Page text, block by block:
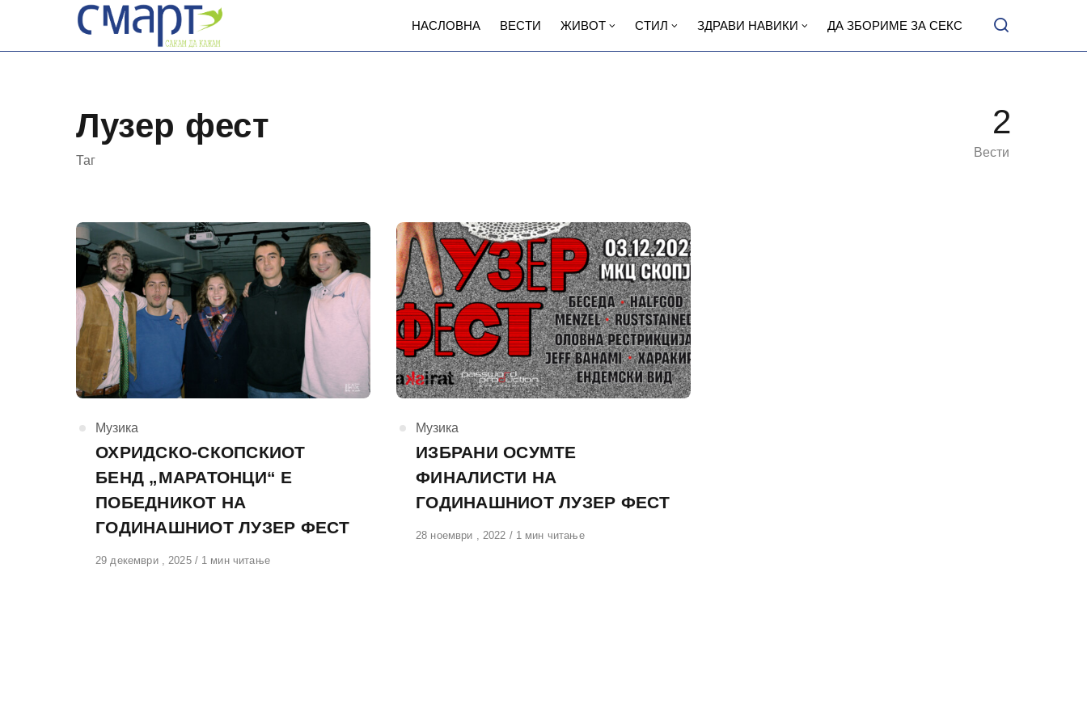
content
НАСЛОВНА ВЕСТИ ЖИВОТ СТИЛ ЗДРАВИ НАВИКИ ДА ЗБОРИМЕ ЗА СЕКС
Лузер фест
Таг
2
Вести
КАтегорија
Музика
ОХРИДСКО-СКОПСКИОТ
БЕНД „МАРАТОНЦИ“ Е
ПОБЕДНИКОТ НА
ГОДИНАШНИОТ ЛУЗЕР ФЕСТ
Објавено
29 декември , 2025 1 мин читање
КАтегорија
Музика
ИЗБРАНИ ОСУМТЕ
ФИНАЛИСТИ НА
ГОДИНАШНИОТ ЛУЗЕР ФЕСТ
Објавено
28 ноември , 2022 1 мин читање